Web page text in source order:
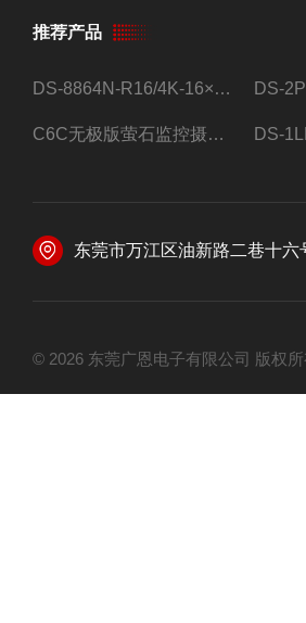
推荐产品
DS-8864N-R16/4K-16×4T/希捷16盘位录像机
C6C无极版萤石监控摄像头
东莞市万江区油新路二巷十六
© 2026 东莞广恩电子有限公司 版权